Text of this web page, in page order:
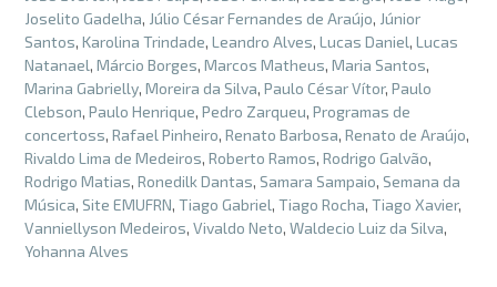
Joselito Gadelha, Júlio César Fernandes de Araújo, Júnior
Santos, Karolina Trindade, Leandro Alves, Lucas Daniel, Lucas
Natanael, Márcio Borges, Marcos Matheus, Maria Santos,
Marina Gabrielly, Moreira da Silva, Paulo César Vítor, Paulo
Clebson, Paulo Henrique, Pedro Zarqueu, Programas de
concertoss, Rafael Pinheiro, Renato Barbosa, Renato de Araújo,
Rivaldo Lima de Medeiros, Roberto Ramos, Rodrigo Galvão,
Rodrigo Matias, Ronedilk Dantas, Samara Sampaio, Semana da
Música, Site EMUFRN, Tiago Gabriel, Tiago Rocha, Tiago Xavier,
Vanniellyson Medeiros, Vivaldo Neto, Waldecio Luiz da Silva,
Yohanna Alves